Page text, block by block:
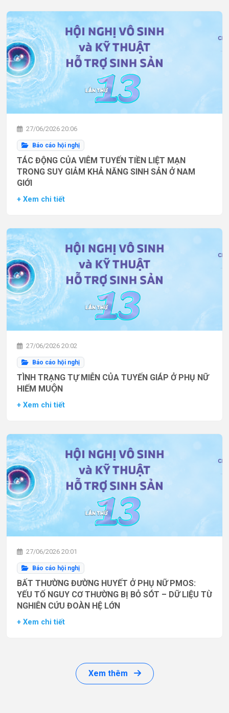
27/06/2026 20:06
Báo cáo hội nghị
TÁC ĐỘNG CỦA VIÊM TUYẾN TIỀN LIỆT MẠN
TRONG SUY GIẢM KHẢ NĂNG SINH SẢN Ở NAM
GIỚI
+ Xem chi tiết
27/06/2026 20:02
Báo cáo hội nghị
TÌNH TRẠNG TỰ MIỄN CỦA TUYẾN GIÁP Ở PHỤ NỮ
HIẾM MUỘN
+ Xem chi tiết
27/06/2026 20:01
Báo cáo hội nghị
BẤT THƯỜNG ĐƯỜNG HUYẾT Ở PHỤ NỮ PMOS:
YẾU TỐ NGUY CƠ THƯỜNG BỊ BỎ SÓT – DỮ LIỆU TỪ
NGHIÊN CỨU ĐOÀN HỆ LỚN
+ Xem chi tiết
Xem thêm